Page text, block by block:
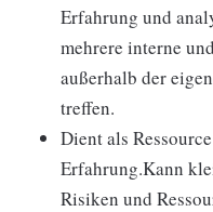
Erfahrung und
mehrere interne
außerhalb der
treffen.
Dient als
Erfahrung.Kann
Risiken und